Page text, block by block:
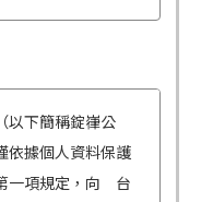
以下簡稱錠嵂公
據個人資料保護
一項規定，向 台